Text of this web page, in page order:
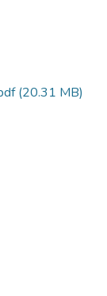
(20.31 MB)